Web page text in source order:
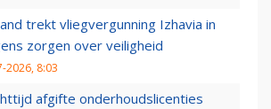
trekt vliegvergunning Izhavia in
zorgen over veiligheid
2026, 8:03
afgifte onderhoudslicenties